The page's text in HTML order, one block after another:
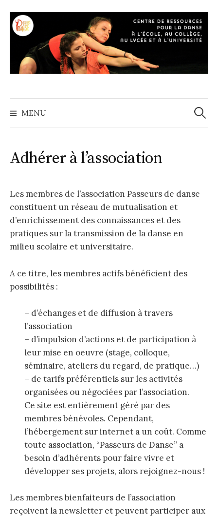
a
c
o
n
e
n
MENU R
h
e
r
Adhérer à l’association
Les membres de l’association Passeurs de danse
constituent un réseau de mutualisation et
d’enrichissement des connaissances et des
pratiques sur la transmission de la danse en
milieu scolaire et universitaire.
A ce titre, les membres actifs bénéficient des
possibilités :
– d’échanges et de diffusion à travers
l’association
– d’impulsion d’actions et de participation à
leur mise en oeuvre (stage, colloque,
séminaire, ateliers du regard, de pratique…)
– de tarifs préférentiels sur les activités
organisées ou négociées par l’association.
Ce site est entièrement géré par des
membres bénévoles. Cependant,
l’hébergement sur internet a un coût. Comme
toute association, “Passeurs de Danse” a
besoin d’adhérents pour faire vivre et
développer ses projets, alors rejoignez-nous !
Les membres bienfaiteurs de l’association
reçoivent la newsletter et peuvent participer aux